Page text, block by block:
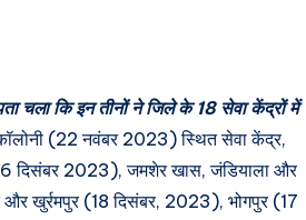
चला कि इन तीनों ने जिले के 18 सेवा केंद्रों में
कॉलोनी (22 नवंबर 2023) स्थित सेवा केंद्र,
दिसंबर 2023), जमशेर खास, जंडियाला और
खुर्रमपुर (18 दिसंबर, 2023), भोगपुर (17